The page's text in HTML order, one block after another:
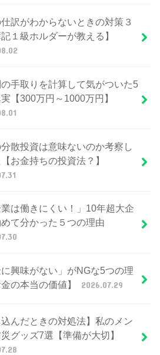
訳がわからないときの対策３
１級ホルダーが教える】
手取りを計算して気がついた5
【300万円～1000万円】
散投資は意味ないのか考察し
お金持ちの投資法？】
業は働きにくい！」10年超大企
て分かった５つの理由
に興味がない」がNGな5つの理
の本当の価値】
2026.07.29
込んだときの対処法】私のメン
グッズ7選【準備が大切】